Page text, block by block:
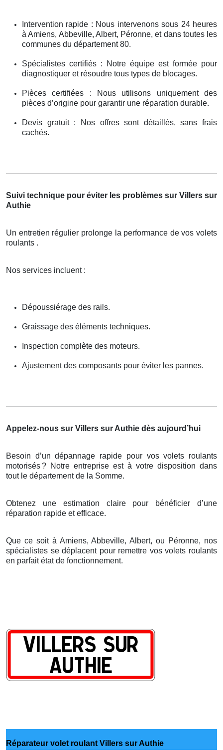
Intervention rapide : Nous intervenons sous 24 heures
à Amiens, Abbeville, Albert, Péronne, et dans toutes les
communes du département 80.
Spécialistes certifiés : Notre équipe est formée pour
diagnostiquer et résoudre tous types de blocages.
Pièces certifiées : Nous utilisons uniquement des
pièces d’origine pour garantir une réparation durable.
Devis gratuit : Nos offres sont détaillés, sans frais
cachés.
Suivi technique pour éviter les problèmes sur Villers sur
Authie
Un entretien régulier prolonge la performance de vos volets
roulants .
Nos services incluent :
Dépoussiérage des rails.
Graissage des éléments techniques.
Inspection complète des moteurs.
Ajustement des composants pour éviter les pannes.
Appelez-nous sur Villers sur Authie dès aujourd’hui
Besoin d’un dépannage rapide pour vos volets roulants
motorisés? Notre entreprise est à votre disposition dans
tout le département de la Somme.
Obtenez une estimation claire pour bénéficier d’une
réparation rapide et efficace.
Que ce soit à Amiens, Abbeville, Albert, ou Péronne, nos
spécialistes se déplacent pour remettre vos volets roulants
en parfait état de fonctionnement.
Réparateur volet roulant Villers sur Authie